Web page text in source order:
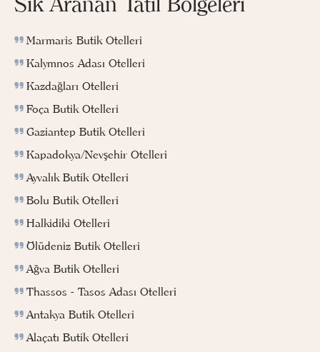
Marmaris Butik Otelleri
Kalymnos Adası Otelleri
Kazdağları Otelleri
Foça Butik Otelleri
Gaziantep Butik Otelleri
Kapadokya/Nevşehir Otelleri
Ayvalık Butik Otelleri
Bolu Butik Otelleri
Halkidiki Otelleri
Ölüdeniz Butik Otelleri
Ağva Butik Otelleri
Thassos - Tasos Adası Otelleri
Antakya Butik Otelleri
Alaçatı Butik Otelleri